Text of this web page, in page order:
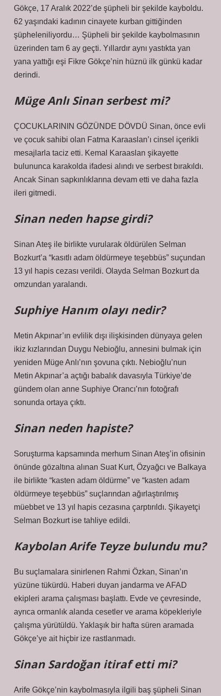
Gökçe, 17 Aralık 2022’de şüpheli bir şekilde kayboldu.
62 yaşındaki kadının cinayete kurban gittiğinden
şüpheleniliyordu… Şüpheli bir şekilde kaybolmasının
üzerinden tam 6 ay geçti. Yıllardır aynı yastıkta yan
yana yattığı eşi Fikre Gökçe’nin hüznü ilk günkü kadar
derindi.
Müge Anlı Sinan serbest mi?
ÇOCUKLARININ GÖZÜNDE DÖVDÜ Sinan, önce evli
ve çocuk sahibi olan Fatma Karaaslan’ı cinsel içerikli
mesajlarla taciz etti. Kemal Karaaslan şikayette
bulununca karakolda ifadesi alındı ​​ve serbest bırakıldı.
Ancak Sinan sapkınlıklarına devam etti ve daha fazla
ileri gitmedi.
Sinan neden hapse girdi?
Sinan Ateş ile birlikte vurularak öldürülen Selman
Bozkurt’a “kasıtlı adam öldürmeye teşebbüs” suçundan
13 yıl hapis cezası verildi. Olayda Selman Bozkurt da
omzundan yaralandı.
Suphiye Hanım olayı nedir?
Metin Akpınar’ın evlilik dışı ilişkisinden dünyaya gelen
ikiz kızlarından Duygu Nebioğlu, annesini bulmak için
yeniden Müge Anlı’nın şovuna çıktı. Nebioğlu’nun
Metin Akpınar’a açtığı babalık davasıyla Türkiye’de
gündem olan anne Suphiye Orancı’nın fotoğrafı
sonunda ortaya çıktı.
Sinan neden hapiste?
Soruşturma kapsamında merhum Sinan Ateş’in ofisinin
önünde gözaltına alınan Suat Kurt, Özyağcı ve Balkaya
ile birlikte “kasten adam öldürme” ve “kasten adam
öldürmeye teşebbüs” suçlarından ağırlaştırılmış
müebbet ve 13 yıl hapis cezasına çarptırıldı. Şikayetçi
Selman Bozkurt ise tahliye edildi.
Kaybolan Arife Teyze bulundu mu?
Bu suçlamalara sinirlenen Rahmi Özkan, Sinan’ın
yüzüne tükürdü. Haberi duyan jandarma ve AFAD
ekipleri arama çalışması başlattı. Evde ve çevresinde,
ayrıca ormanlık alanda cesetler ve arama köpekleriyle
çalışma yürütüldü. Yaklaşık bir hafta süren aramada
Gökçe’ye ait hiçbir ize rastlanmadı.
Sinan Sardoğan itiraf etti mi?
Arife Gökçe’nin kaybolmasıyla ilgili baş şüpheli Sinan